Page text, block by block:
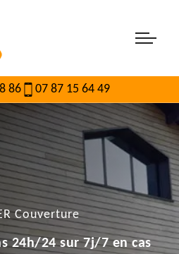
86 07 87 15 64 49
Couverture
24h/24 sur 7j/7 en cas